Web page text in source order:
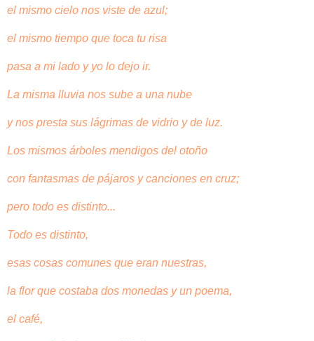
el mismo cielo nos viste de azul;
el mismo tiempo que toca tu risa
pasa a mi lado y yo lo dejo ir.
La misma lluvia nos sube a una nube
y nos presta sus lágrimas de vidrio y de luz.
Los mismos árboles mendigos del otoño
con fantasmas de pájaros y canciones en cruz;
pero todo es distinto...
Todo es distinto,
esas cosas comunes que eran nuestras,
la flor que costaba dos monedas y un poema,
el café,